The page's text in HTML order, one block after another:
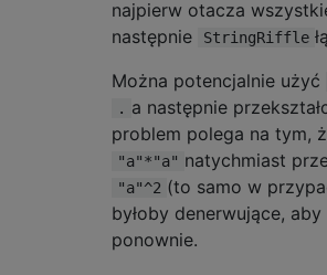
najpierw otacza
następnie
StringRiffle
Można potencjalnie użyć
. a następnie
problem polega na tym,
"a"*"a" natychmiast
"a"^2 (to samo w
byłoby denerwujące,
ponownie.